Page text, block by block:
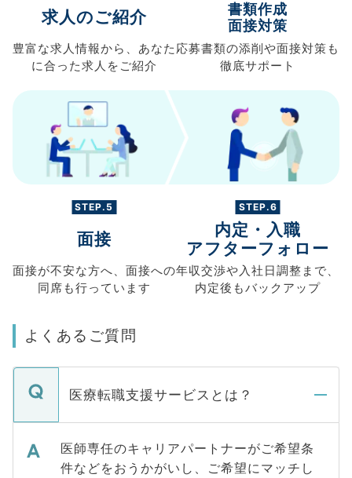
求人のご紹介
豊富な求人情報から、 あなた
に合った求人を ご紹介
書類作成
面接対策
応募書類の添削や面接対策も
徹底サポート
STEP.5
面接
面接が不安な方へ、 面接への
同席も行っています
STEP.6
内定・入職
アフターフォロー
年収交渉や入社日調整まで、
内定後もバックアップ
よくあるご質問
医療転職支援サービスとは？
医師専任のキャリアパートナーがご希望条
件などをおうかがいし、ご希望にマッチし